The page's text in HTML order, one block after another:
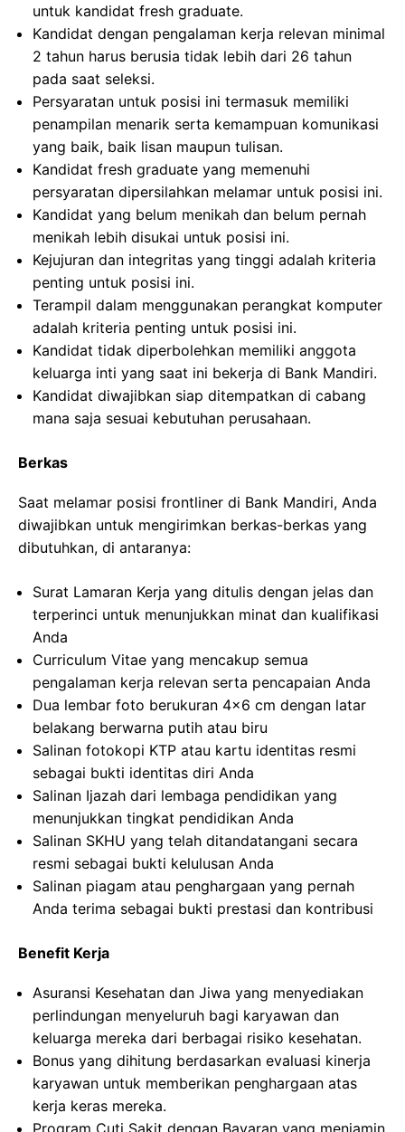
untuk kandidat fresh graduate.
Kandidat dengan pengalaman kerja relevan minimal
2 tahun harus berusia tidak lebih dari 26 tahun
pada saat seleksi.
Persyaratan untuk posisi ini termasuk memiliki
penampilan menarik serta kemampuan komunikasi
yang baik, baik lisan maupun tulisan.
Kandidat fresh graduate yang memenuhi
persyaratan dipersilahkan melamar untuk posisi ini.
Kandidat yang belum menikah dan belum pernah
menikah lebih disukai untuk posisi ini.
Kejujuran dan integritas yang tinggi adalah kriteria
penting untuk posisi ini.
Terampil dalam menggunakan perangkat komputer
adalah kriteria penting untuk posisi ini.
Kandidat tidak diperbolehkan memiliki anggota
keluarga inti yang saat ini bekerja di Bank Mandiri.
Kandidat diwajibkan siap ditempatkan di cabang
mana saja sesuai kebutuhan perusahaan.
Berkas
Saat melamar posisi frontliner di Bank Mandiri, Anda
diwajibkan untuk mengirimkan berkas-berkas yang
dibutuhkan, di antaranya:
Surat Lamaran Kerja yang ditulis dengan jelas dan
terperinci untuk menunjukkan minat dan kualifikasi
Anda
Curriculum Vitae yang mencakup semua
pengalaman kerja relevan serta pencapaian Anda
Dua lembar foto berukuran 4×6 cm dengan latar
belakang berwarna putih atau biru
Salinan fotokopi KTP atau kartu identitas resmi
sebagai bukti identitas diri Anda
Salinan Ijazah dari lembaga pendidikan yang
menunjukkan tingkat pendidikan Anda
Salinan SKHU yang telah ditandatangani secara
resmi sebagai bukti kelulusan Anda
Salinan piagam atau penghargaan yang pernah
Anda terima sebagai bukti prestasi dan kontribusi
Benefit Kerja
Asuransi Kesehatan dan Jiwa yang menyediakan
perlindungan menyeluruh bagi karyawan dan
keluarga mereka dari berbagai risiko kesehatan.
Bonus yang dihitung berdasarkan evaluasi kinerja
karyawan untuk memberikan penghargaan atas
kerja keras mereka.
Program Cuti Sakit dengan Bayaran yang menjamin